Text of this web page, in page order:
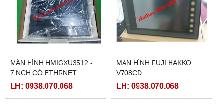
MÀN HÌNH HMIGXU3512 -
7INCH CÓ ETHRNET
LH: 0938.070.068
MÀN HÌNH FUJI HAKKO
V708CD
LH: 0938.070.068